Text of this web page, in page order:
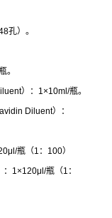
孔）。
。
）： 1×10ml/瓶。
Diluent）：
瓶（1 ： 100）
1×120μl/瓶（1 ：